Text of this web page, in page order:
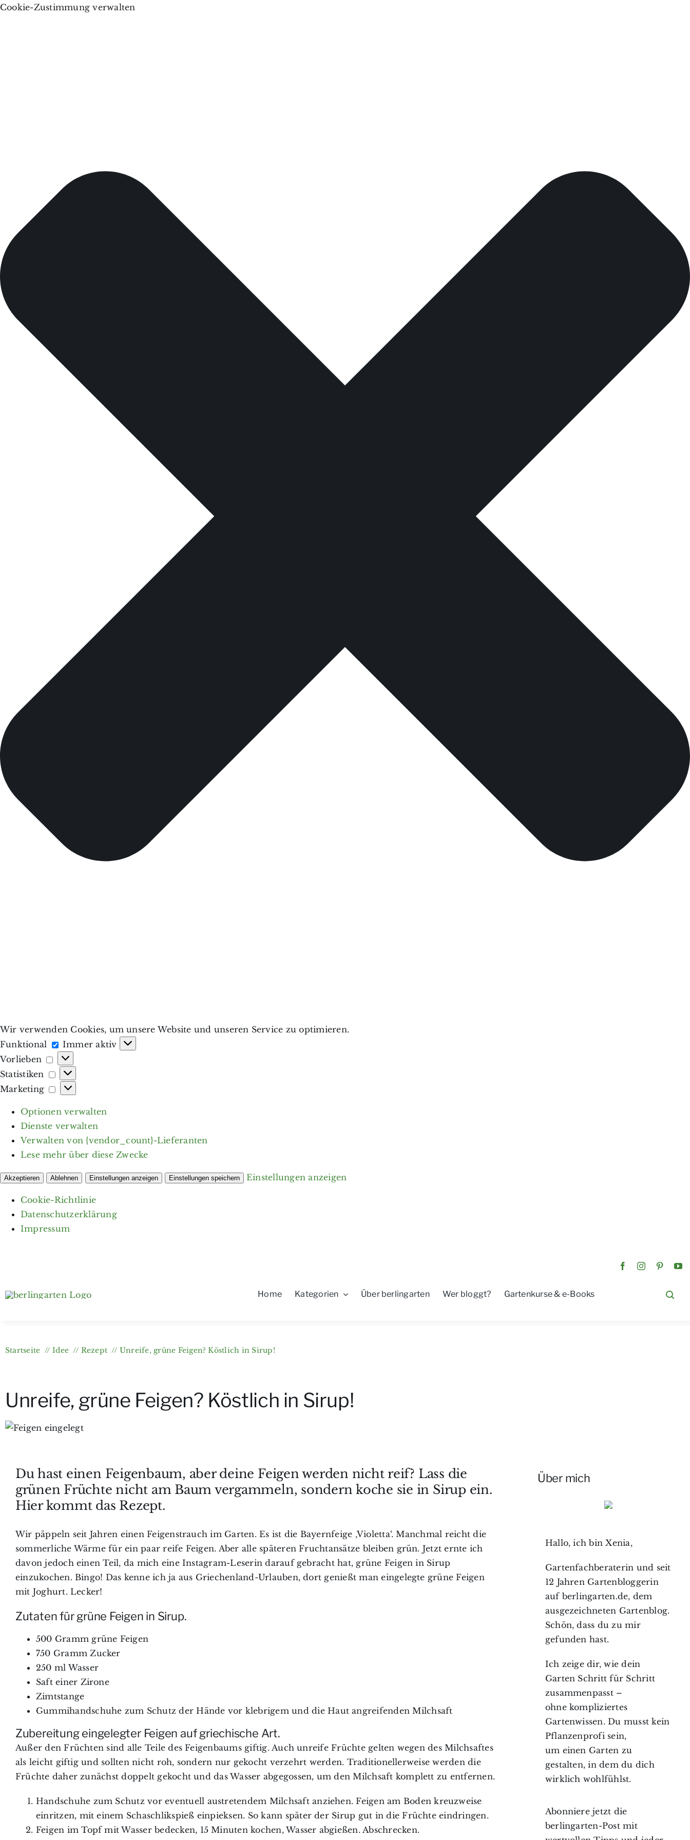
Cookie-Zustimmung verwalten
Wir verwenden Cookies, um unsere Website und unseren Service zu optimieren.
Funktional
Funktional
Immer aktiv
Vorlieben
Vorlieben
Statistiken
Statistiken
Marketing
Marketing
Optionen verwalten
Dienste verwalten
Verwalten von {vendor_count}-Lieferanten
Lese mehr über diese Zwecke
Akzeptieren Ablehnen Einstellungen anzeigen Einstellungen speichern Einstellungen anzeigen
Cookie-Richtlinie
Datenschutzerklärung
Impressum
Home Kategorien Über berlingarten Wer bloggt? Gartenkurse & e-Books
Startseite Idee Rezept Unreife, grüne Feigen? Köstlich in Sirup!
Unreife, grüne Feigen? Köstlich in Sirup!
Du hast einen Feigenbaum, aber deine Feigen werden nicht reif? Lass die
grünen Früchte nicht am Baum vergammeln, sondern koche sie in Sirup ein.
Hier kommt das Rezept.
Wir päppeln seit Jahren einen Feigenstrauch im Garten. Es ist die Bayernfeige ‚Violetta‘. Manchmal reicht die
sommerliche Wärme für ein paar reife Feigen. Aber alle späteren Fruchtansätze bleiben grün. Jetzt ernte ich
davon jedoch einen Teil, da mich eine Instagram-Leserin darauf gebracht hat, grüne Feigen in Sirup
einzukochen. Bingo! Das kenne ich ja aus Griechenland-Urlauben, dort genießt man eingelegte grüne Feigen
mit Joghurt. Lecker!
Zutaten für grüne Feigen in Sirup.
500 Gramm grüne Feigen
750 Gramm Zucker
250 ml Wasser
Saft einer Zirone
Zimtstange
Gummihandschuhe zum Schutz der Hände vor klebrigem und die Haut angreifenden Milchsaft
Zubereitung eingelegter Feigen auf griechische Art.
Außer den Früchten sind alle Teile des Feigenbaums giftig. Auch unreife Früchte gelten wegen des Milchsaftes
als leicht giftig und sollten nicht roh, sondern nur gekocht verzehrt werden. Traditionellerweise werden die
Früchte daher zunächst doppelt gekocht und das Wasser abgegossen, um den Milchsaft komplett zu entfernen.
Handschuhe zum Schutz vor eventuell austretendem Milchsaft anziehen. Feigen am Boden kreuzweise
einritzen, mit einem Schaschlikspieß einpieksen. So kann später der Sirup gut in die Früchte eindringen.
Feigen im Topf mit Wasser bedecken, 15 Minuten kochen, Wasser abgießen. Abschrecken.
Über mich
Hallo, ich bin Xenia,
Gartenfachberaterin und seit
12 Jahren Gartenbloggerin
auf berlingarten.de, dem
ausgezeichneten Gartenblog.
Schön, dass du zu mir
gefunden hast.
Ich zeige dir, wie dein
Garten Schritt für Schritt
zusammenpasst –
ohne kompliziertes
Gartenwissen. Du musst kein
Pflanzenprofi sein,
um einen Garten zu
gestalten, in dem du dich
wirklich wohlfühlst.
Abonniere jetzt die
berlingarten-Post mit